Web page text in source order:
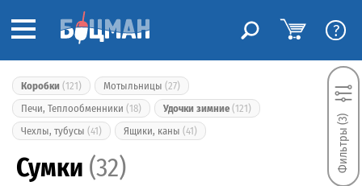
?
Коробки (121) Мотыльницы (27)
Печи, Теплообменники (18) Удочки зимние (121)
Чехлы, тубусы (41) Ящики, каны (41)
Сумки (32) Фильтры (3)